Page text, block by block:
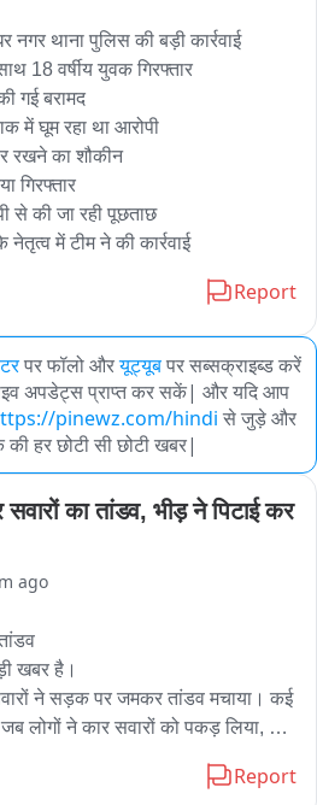
थाना पुलिस की बड़ी कार्रवाई
18 वर्षीय युवक गिरफ्तार
गई बरामद
में घूम रहा था आरोपी
रखने का शौकीन
गिरफ्तार
से की जा रही पूछताछ
नेतृत्व में टीम ने की कार्रवाई
Report
पर फॉलो औरयूट्यूबपर सब्सक्राइब्ड करें
अपडेट्स प्राप्त कर सकें| और यदि आप
pinewz.com/hindi से जुड़े और
हर छोटी सी छोटी खबर|
का तांडव, भीड़ ने पिटाई कर
ago
खबर है।
ने सड़क पर जमकर तांडव मचाया। कई
लोगों ने कार सवारों को पकड़ लिया, तो
आया है。
Report